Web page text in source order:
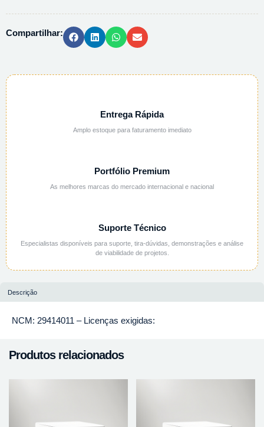
Compartilhar:
Entrega Rápida
Amplo estoque para faturamento imediato
Portfólio Premium
As melhores marcas do mercado internacional e nacional
Suporte Técnico
Especialistas disponíveis para suporte, tira-dúvidas, demonstrações e análise
de viabilidade de projetos.
Descrição
NCM: 29414011 – Licenças exigidas:
Produtos relacionados